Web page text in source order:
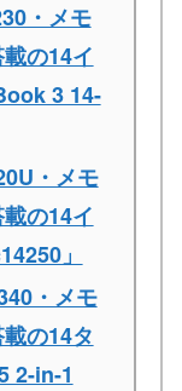
・メモ
の14イ
3 14-
・メモ
の14イ
」
・メモ
の14タ
2-in-1